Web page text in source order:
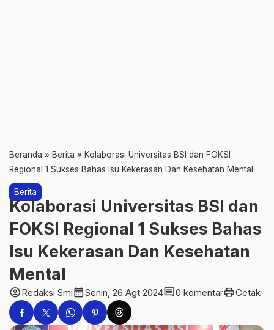
Beranda » Berita » Kolaborasi Universitas BSI dan FOKSI
Regional 1 Sukses Bahas Isu Kekerasan Dan Kesehatan Mental
Berita
Kolaborasi Universitas BSI dan
FOKSI Regional 1 Sukses Bahas
Isu Kekerasan Dan Kesehatan
Mental
account_circleRedaksi Smicalendar_monthSenin, 26 Agt 2024comment0 komentarprintCetak